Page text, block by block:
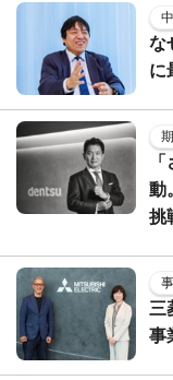
な
に
動
挑
三
事